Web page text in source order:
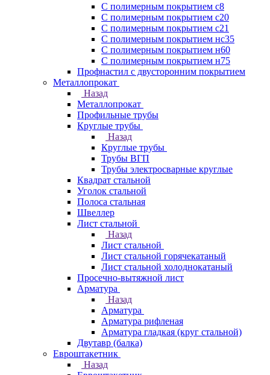
С полимерным покрытием с8
С полимерным покрытием с20
С полимерным покрытием с21
С полимерным покрытием нс35
С полимерным покрытием н60
С полимерным покрытием н75
Профнастил с двусторонним покрытием
Металлопрокат
Назад
Металлопрокат
Профильные трубы
Круглые трубы
Назад
Круглые трубы
Трубы ВГП
Трубы электросварные круглые
Квадрат стальной
Уголок стальной
Полоса стальная
Швеллер
Лист стальной
Назад
Лист стальной
Лист стальной горячекатаный
Лист стальной холоднокатаный
Просечно-вытяжной лист
Арматура
Назад
Арматура
Арматура рифленая
Арматура гладкая (круг стальной)
Двутавр (балка)
Евроштакетник
Назад